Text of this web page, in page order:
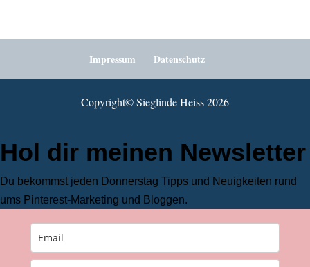
Impressum Datenschutz
Copyright©️ Sieglinde Heiss 2026
Hol dir meinen Newsletter
Du bekommst jeden Donnerstag Tipps und Neuigkeiten rund
ums Pinterest-Marketing und Bloggen.